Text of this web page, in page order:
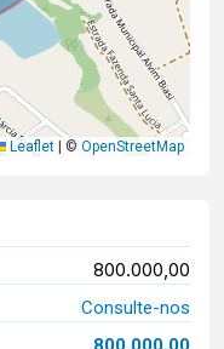
Leaflet © OpenStreetMap
800.000,00
Consulte-nos